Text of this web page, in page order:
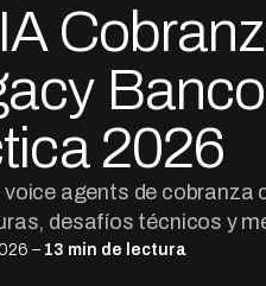
2026
agents de cobranza
desafíos técnicos y
– 13 min de lectura